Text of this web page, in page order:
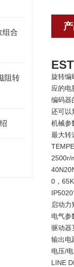
组合
阻转
旋转编
应的电
编码器
还可以
机械参
最大转
2500r/
0，
启动
电气参
驱动器
输出电
电压/
LINE